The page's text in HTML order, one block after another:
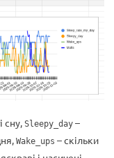
сну, Sleepy_day –
Wake_ups – скільки